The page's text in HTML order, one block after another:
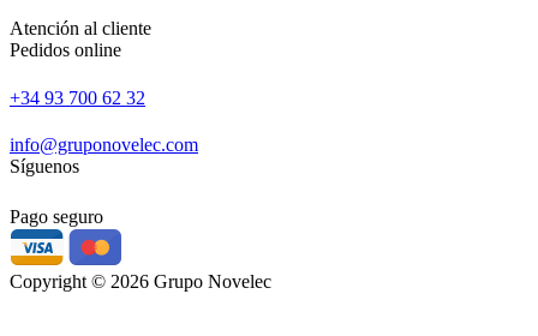
Atención al cliente
Pedidos online
+34 93 700 62 32
info@gruponovelec.com
Síguenos
Pago seguro
Copyright © 2026 Grupo Novelec